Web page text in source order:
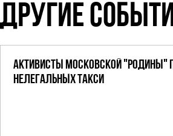
ДРУГИЕ
АКТИВИСТЫ МОСКОВСКОЙ "РОДИНЫ"
НЕЛЕГАЛЬНЫХ ТАКСИ